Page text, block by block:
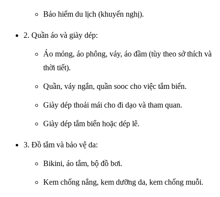
Bảo hiểm du lịch (khuyến nghị).
2. Quần áo và giày dép:
Áo mỏng, áo phông, váy, áo đầm (tùy theo sở thích và
thời tiết).
Quần, váy ngắn, quần sooc cho việc tắm biển.
Giày dép thoải mái cho đi dạo và tham quan.
Giày dép tắm biển hoặc dép lê.
3. Đồ tắm và bảo vệ da:
Bikini, áo tắm, bộ đồ bơi.
Kem chống nắng, kem dưỡng da, kem chống muỗi.